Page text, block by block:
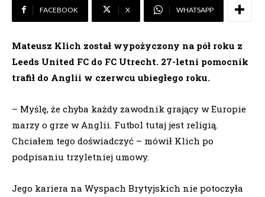
FACEBOOK X WHATSAPP
Mateusz Klich został wypożyczony na pół roku z
Leeds United FC do FC Utrecht. 27-letni pomocnik
trafił do Anglii w czerwcu ubiegłego roku.
– Myślę, że chyba każdy zawodnik grający w Europie
marzy o grze w Anglii. Futbol tutaj jest religią.
Chciałem tego doświadczyć – mówił Klich po
podpisaniu trzyletniej umowy.
Jego kariera na Wyspach Brytyjskich nie potoczyła